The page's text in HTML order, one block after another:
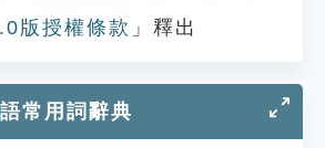
版授權條款 」釋出
常用詞辭典